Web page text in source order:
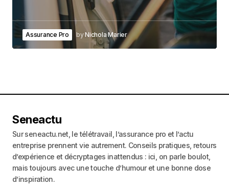
Assurance Pro byNichola Marier
Seneactu
Sur seneactu.net, le télétravail, l’assurance pro et l’actu
entreprise prennent vie autrement. Conseils pratiques, retours
d’expérience et décryptages inattendus : ici, on parle boulot,
mais toujours avec une touche d’humour et une bonne dose
d’inspiration.